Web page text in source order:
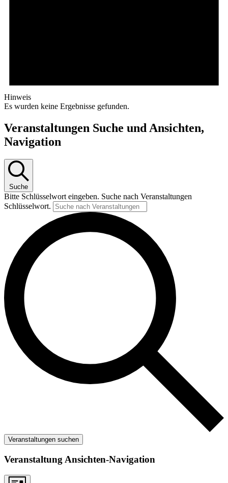
Hinweis
Es wurden keine Ergebnisse gefunden.
Veranstaltungen Suche und Ansichten,
Navigation
Suche
Bitte Schlüsselwort eingeben. Suche nach Veranstaltungen
Schlüsselwort.
Veranstaltungen suchen
Veranstaltung Ansichten-Navigation